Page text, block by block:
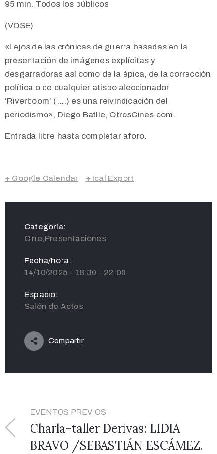
95 min. Todos los públicos
(VOSE)
«Lejos de las crónicas de guerra basadas en la
presentación de imágenes explícitas y
desgarradoras así como de la épica, de la corrección
política o de cualquier atisbo aleccionador,
‘Riverboom’ (….) es una reivindicación del
periodismo», Diego Batlle, OtrosCines.com.
Entrada libre hasta completar aforo.
+ Google Calendar + Ical Export
Categoría:
Cine,Presentaciones
Fecha/hora:
14/10/2025 - 18:30 - 22:00
Espacio:
Salón de Actos
Compartir
EVENTOS PREVIOS
Charla-taller Derivas: LIDIA
BRAVO /SEBASTIÁN ESCÁMEZ.